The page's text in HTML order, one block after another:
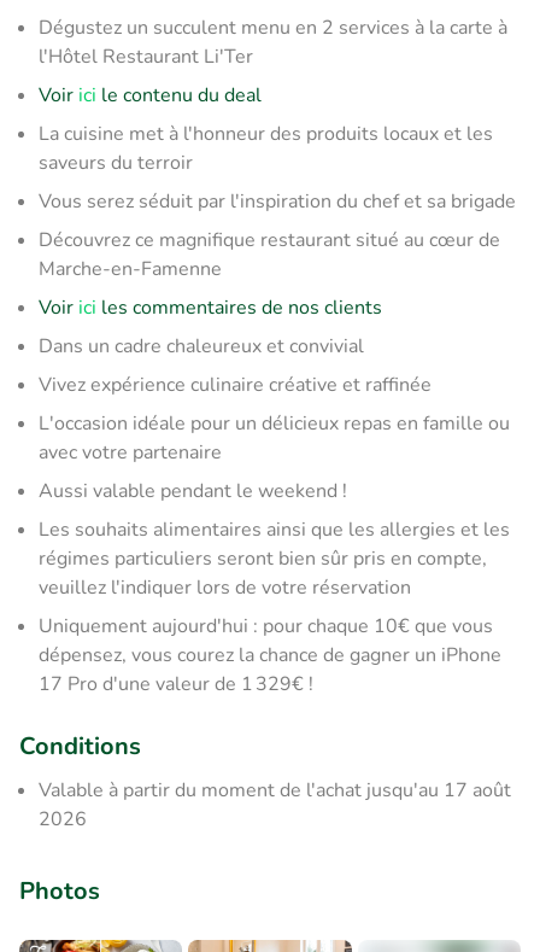
Dégustez un succulent menu en 2 services à la carte à
l'Hôtel Restaurant Li'Ter
Voir ici le contenu du deal
La cuisine met à l'honneur des produits locaux et les
saveurs du terroir
Vous serez séduit par l'inspiration du chef et sa brigade
Découvrez ce magnifique restaurant situé au cœur de
Marche-en-Famenne
Voir ici les commentaires de nos clients
Dans un cadre chaleureux et convivial
Vivez expérience culinaire créative et raffinée
L'occasion idéale pour un délicieux repas en famille ou
avec votre partenaire
Aussi valable pendant le weekend !
Les souhaits alimentaires ainsi que les allergies et les
régimes particuliers seront bien sûr pris en compte,
veuillez l'indiquer lors de votre réservation
Uniquement aujourd'hui : pour chaque 10€ que vous
dépensez, vous courez la chance de gagner un iPhone
17 Pro d'une valeur de 1 329€ !
Conditions
Valable à partir du moment de l'achat jusqu'au 17 août
2026
Photos